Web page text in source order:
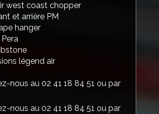
west coast chopper
et arrière PM
hanger
légend air
nous au 02 41 18 84 51 ou par
nous au 02 41 18 84 51 ou par